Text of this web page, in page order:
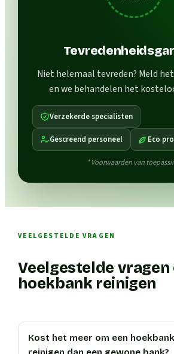
Niet helemaal tevreden? Meld
en we behandelen het
Verzekerde specialisten
Gescreend personeel Eco
* Voorwaarden van
VEELGESTELDE VRAGEN
Veelgestelde vragen
hoekbank reinigen
Kost het meer om een